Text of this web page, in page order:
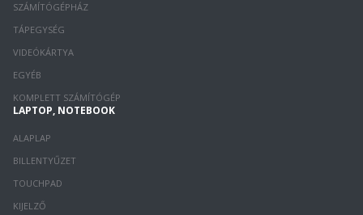
SZÁMÍTÓGÉPHÁZ
TÁPEGYSÉG
VIDEÓKÁRTYA
EGYÉB
KOMPLETT SZÁMÍTÓGÉP
LAPTOP, NOTEBOOK
ALAPLAP
BILLENTYŰZET
TOUCHPAD
KIJELZŐ